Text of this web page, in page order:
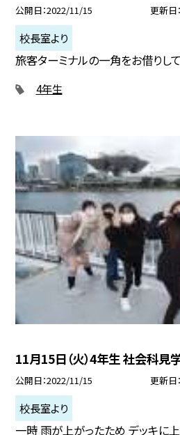
公開日 2022/11/15 更新日
校長室より
旅客ターミナルの一角をお借りし
4年生
11月15日（火）4年生 社会科見
公開日 2022/11/15 更新日
校長室より
一時 雨が上がったため デッキに上